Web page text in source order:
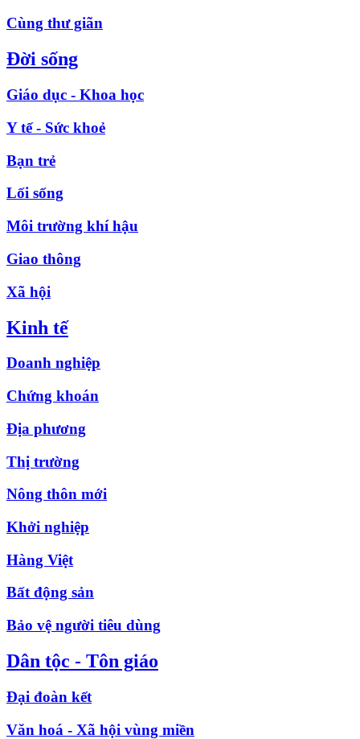
Cùng thư giãn
Đời sống
Giáo dục - Khoa học
Y tế - Sức khoẻ
Bạn trẻ
Lối sống
Môi trường khí hậu
Giao thông
Xã hội
Kinh tế
Doanh nghiệp
Chứng khoán
Địa phương
Thị trường
Nông thôn mới
Khởi nghiệp
Hàng Việt
Bất động sản
Bảo vệ người tiêu dùng
Dân tộc - Tôn giáo
Đại đoàn kết
Văn hoá - Xã hội vùng miền